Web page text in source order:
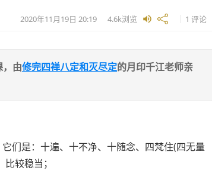
2020年11月19日 20:19 4.6k浏览 1 评论
由修完四禅八定和灭尽定的月印千江老师亲
们是：十遍、十不净、十随念、四梵住(四无量
较稳当；